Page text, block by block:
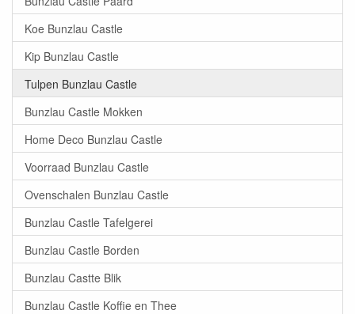
Koe Bunzlau Castle
Kip Bunzlau Castle
Tulpen Bunzlau Castle
Bunzlau Castle Mokken
Home Deco Bunzlau Castle
Voorraad Bunzlau Castle
Ovenschalen Bunzlau Castle
Bunzlau Castle Tafelgerei
Bunzlau Castle Borden
Bunzlau Castte Blik
Bunzlau Castle Koffie en Thee